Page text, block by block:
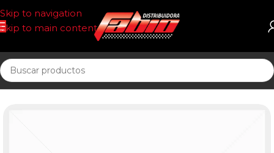
Skip to navigation
Skip to main content
Inicio OFERTAS